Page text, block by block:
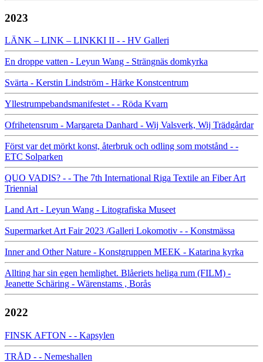
2023
LÄNK – LINK – LINKKI II - - HV Galleri
En droppe vatten - Leyun Wang - Strängnäs domkyrka
Svärta - Kerstin Lindström - Härke Konstcentrum
Yllestrumpebandsmanifestet - - Röda Kvarn
Ofrihetensrum - Margareta Danhard - Wij Valsverk, Wij Trädgårdar
Först var det mörkt konst, återbruk och odling som motstånd - -
ETC Solparken
QUO VADIS? - - The 7th International Riga Textile an Fiber Art
Triennial
Land Art - Leyun Wang - Litografiska Museet
Supermarket Art Fair 2023 /Galleri Lokomotiv - - Konstmässa
Inner and Other Nature - Konstgruppen MEEK - Katarina kyrka
Allting har sin egen hemlighet. Blåeriets heliga rum (FILM) -
Jeanette Schäring - Wärenstams , Borås
2022
FINSK AFTON - - Kapsylen
TRÅD - - Nemeshallen